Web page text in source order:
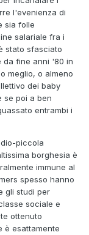
l'evenienza di
sia folle
salariale fra i
stato sfasciato
da fine anni '80 in
meglio, o almeno
dei baby
se poi a ben
entrambi i
piccola
borghesia è
immune al
spesso hanno
gli studi per
sociale e
ottenuto
è esattamente